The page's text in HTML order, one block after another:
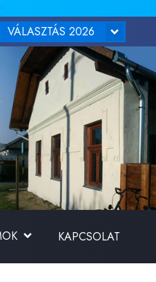
VÁLASZTÁS 2026
KAPCSOLAT